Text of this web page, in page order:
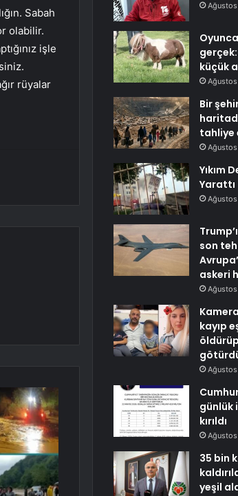
Sabah
olabilir.
işle
rüyalar
gerçek:
küçük
Bir
tahliye
Yıkım
Yarattı
son
askeri
kayıp
günlük
kırıldı
35 bin
yeşil